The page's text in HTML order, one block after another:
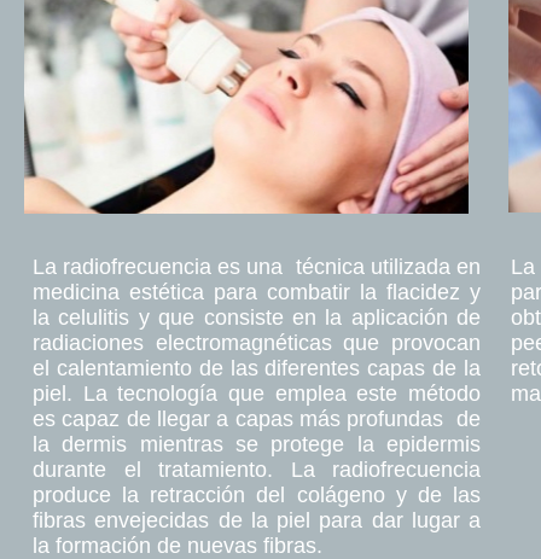
La
La radiofrecuencia es una técnica utilizada en
medicina estética para combatir la flacidez y
la celulitis y que consiste en la aplicación de
radiaciones electromagnéticas que provocan
el calentamiento de las diferentes capas de la
piel. La tecnología que emplea este método
es capaz de llegar a capas más profundas de
la dermis mientras se protege la epidermis
durante el tratamiento. La radiofrecuencia
produce la retracción del colágeno y de las
fibras envejecidas de la piel para dar lugar a
la formación de nuevas fibras.